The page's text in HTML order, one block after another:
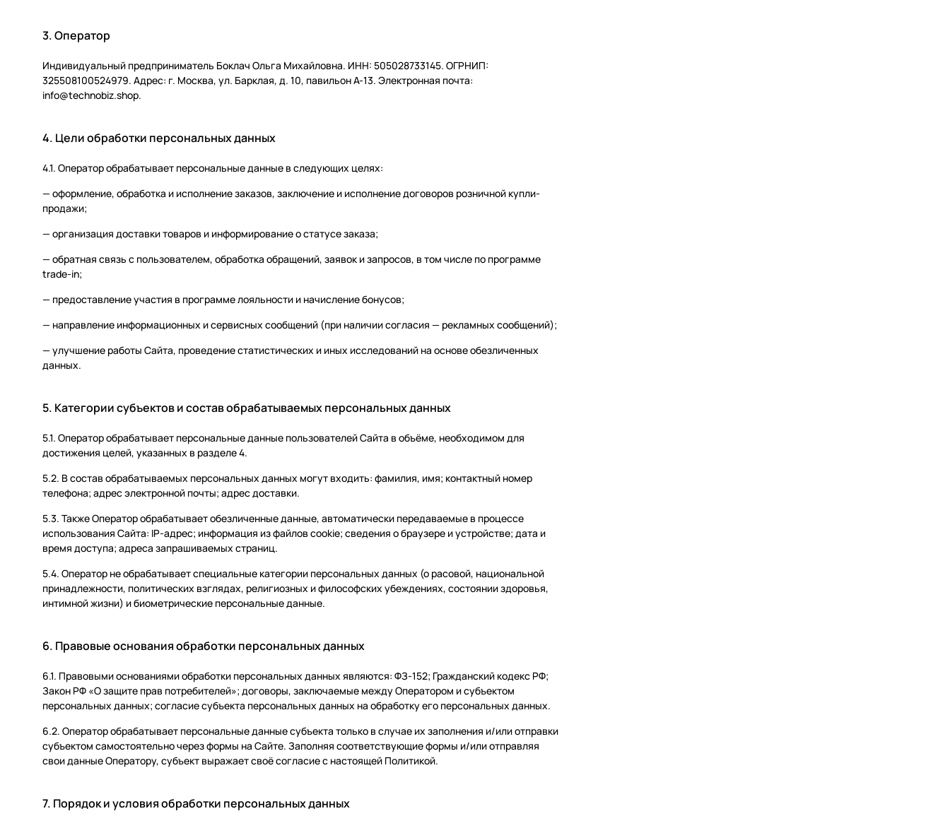
3. Оператор
Индивидуальный предприниматель Боклач Ольга Михайловна. ИНН: 505028733145. ОГРНИП:
325508100524979. Адрес: г. Москва, ул. Барклая, д. 10, павильон А-13. Электронная почта:
info@technobiz.shop.
4. Цели обработки персональных данных
4.1. Оператор обрабатывает персональные данные в следующих целях:
— оформление, обработка и исполнение заказов, заключение и исполнение договоров розничной купли-
продажи;
— организация доставки товаров и информирование о статусе заказа;
— обратная связь с пользователем, обработка обращений, заявок и запросов, в том числе по программе
trade-in;
— предоставление участия в программе лояльности и начисление бонусов;
— направление информационных и сервисных сообщений (при наличии согласия — рекламных сообщений);
— улучшение работы Сайта, проведение статистических и иных исследований на основе обезличенных
данных.
5. Категории субъектов и состав обрабатываемых персональных данных
5.1. Оператор обрабатывает персональные данные пользователей Сайта в объёме, необходимом для
достижения целей, указанных в разделе 4.
5.2. В состав обрабатываемых персональных данных могут входить: фамилия, имя; контактный номер
телефона; адрес электронной почты; адрес доставки.
5.3. Также Оператор обрабатывает обезличенные данные, автоматически передаваемые в процессе
использования Сайта: IP-адрес; информация из файлов cookie; сведения о браузере и устройстве; дата и
время доступа; адреса запрашиваемых страниц.
5.4. Оператор не обрабатывает специальные категории персональных данных (о расовой, национальной
принадлежности, политических взглядах, религиозных и философских убеждениях, состоянии здоровья,
интимной жизни) и биометрические персональные данные.
6. Правовые основания обработки персональных данных
6.1. Правовыми основаниями обработки персональных данных являются: ФЗ-152; Гражданский кодекс РФ;
Закон РФ «О защите прав потребителей»; договоры, заключаемые между Оператором и субъектом
персональных данных; согласие субъекта персональных данных на обработку его персональных данных.
6.2. Оператор обрабатывает персональные данные субъекта только в случае их заполнения и/или отправки
субъектом самостоятельно через формы на Сайте. Заполняя соответствующие формы и/или отправляя
свои данные Оператору, субъект выражает своё согласие с настоящей Политикой.
7. Порядок и условия обработки персональных данных